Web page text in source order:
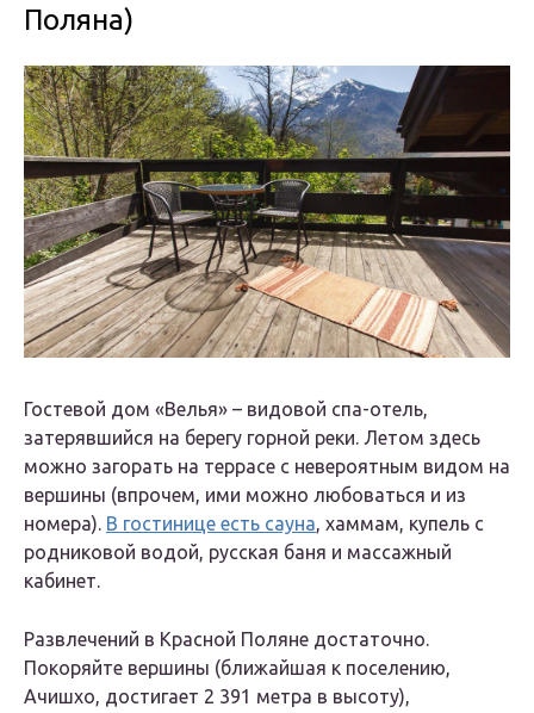
Поляна)
Гостевой дом «Велья» – видовой спа-отель,
затерявшийся на берегу горной реки. Летом здесь
можно загорать на террасе с невероятным видом на
вершины (впрочем, ими можно любоваться и из
номера). В гостинице есть сауна, хаммам, купель с
родниковой водой, русская баня и массажный
кабинет.
Развлечений в Красной Поляне достаточно.
Покоряйте вершины (ближайшая к поселению,
Ачишхо, достигает 2 391 метра в высоту),